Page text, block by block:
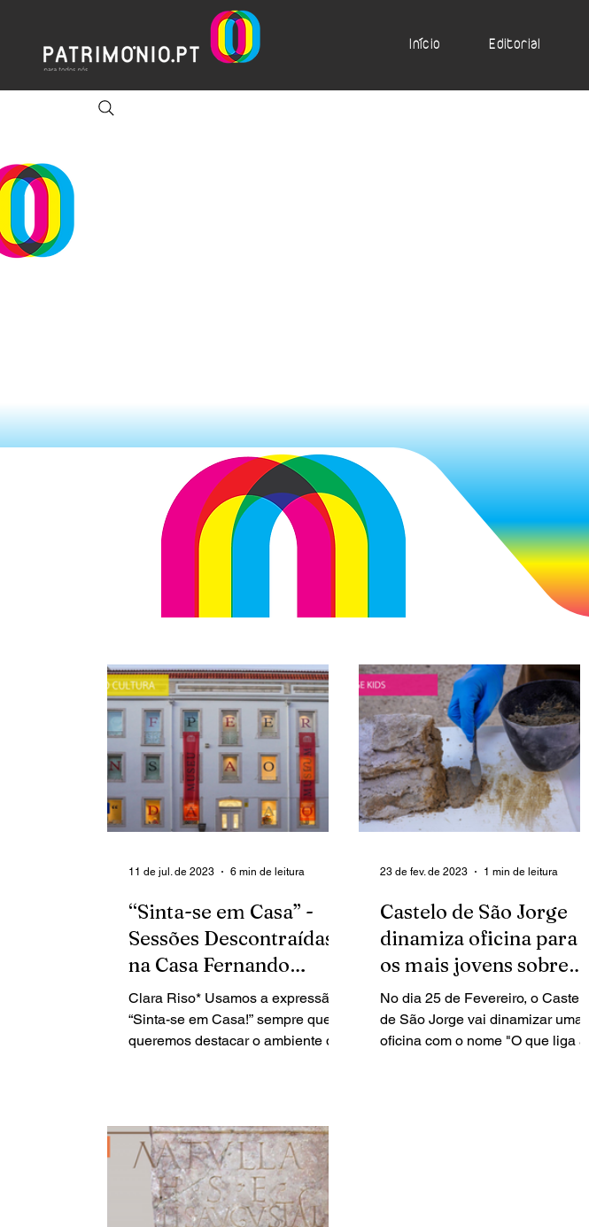
Início Editorial
“Sinta-se em Casa” -
Sessões Descontraídas
na Casa Fernando
Pessoa
Clara Riso* Usamos a expressão
“Sinta-se em Casa!” sempre que
queremos destacar o ambiente de
11 de jul. de 2023 6 min de leitura
Castelo de São Jorge
dinamiza oficina para
os mais jovens sobre
argamassas
No dia 25 de Fevereiro, o Castelo
de São Jorge vai dinamizar uma
oficina com o nome "O que liga as
23 de fev. de 2023 1 min de leitura